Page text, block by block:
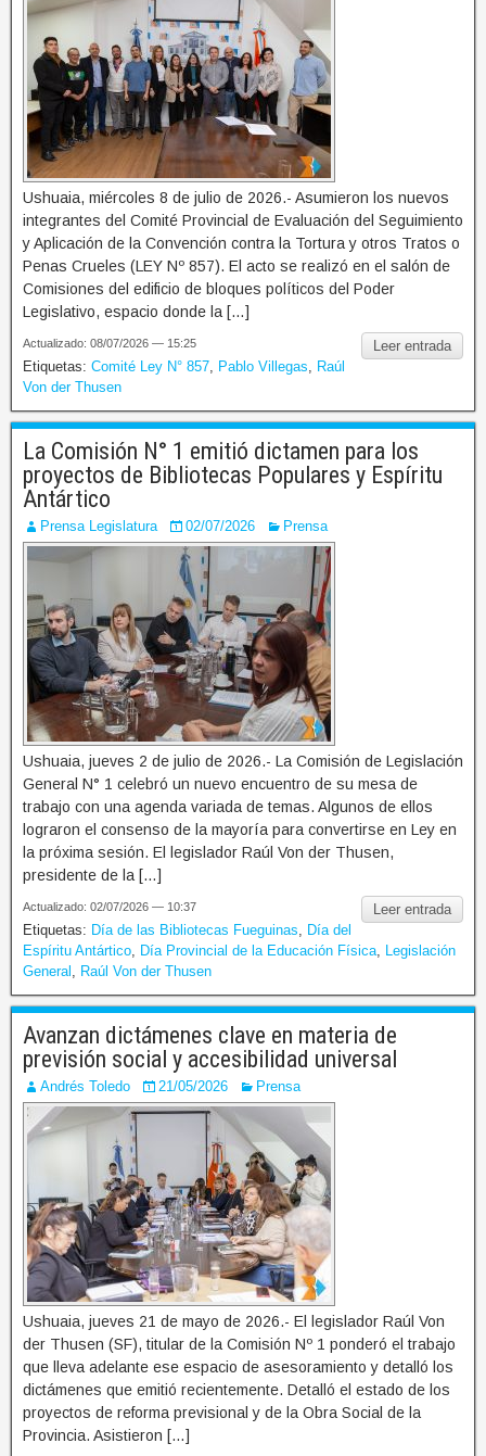
Ushuaia, miércoles 8 de julio de 2026.- Asumieron los nuevos
integrantes del Comité Provincial de Evaluación del Seguimiento
y Aplicación de la Convención contra la Tortura y otros Tratos o
Penas Crueles (LEY Nº 857). El acto se realizó en el salón de
Comisiones del edificio de bloques políticos del Poder
Legislativo, espacio donde la […]
Leer entrada
Actualizado: 08/07/2026 — 15:25
Etiquetas: Comité Ley N° 857 Pablo Villegas
Raúl
Von der Thusen
La Comisión N° 1 emitió dictamen para los
proyectos de Bibliotecas Populares y Espíritu
Antártico
Prensa Legislatura 02/07/2026 Prensa
Ushuaia, jueves 2 de julio de 2026.- La Comisión de Legislación
General N° 1 celebró un nuevo encuentro de su mesa de
trabajo con una agenda variada de temas. Algunos de ellos
lograron el consenso de la mayoría para convertirse en Ley en
la próxima sesión. El legislador Raúl Von der Thusen,
presidente de la […]
Leer entrada
Actualizado: 02/07/2026 — 10:37
Etiquetas: Día de las Bibliotecas Fueguinas
Día del
Espíritu Antártico
Día Provincial de la Educación Física
Legislación
General
Raúl Von der Thusen
Avanzan dictámenes clave en materia de
previsión social y accesibilidad universal
Andrés Toledo 21/05/2026 Prensa
Ushuaia, jueves 21 de mayo de 2026.- El legislador Raúl Von
der Thusen (SF), titular de la Comisión Nº 1 ponderó el trabajo
que lleva adelante ese espacio de asesoramiento y detalló los
dictámenes que emitió recientemente. Detalló el estado de los
proyectos de reforma previsional y de la Obra Social de la
Provincia. Asistieron […]